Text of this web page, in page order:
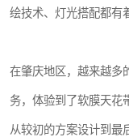
绘技术、灯光搭配都有
在肇庆地区，越来越多
务，体验到了软膜天花
从较初的方案设计到最